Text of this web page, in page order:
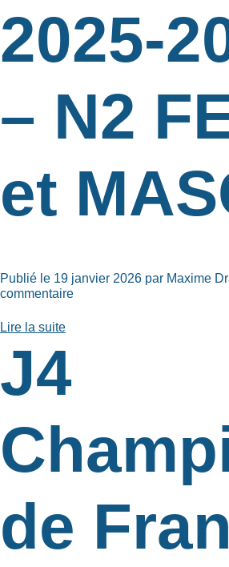
2025-
– N2
et
Publié le 19 janvier 2026 par Maxime
commentaire
Lire la suite
J4
de